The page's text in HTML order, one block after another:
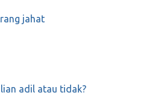
jahat
adil atau tidak?